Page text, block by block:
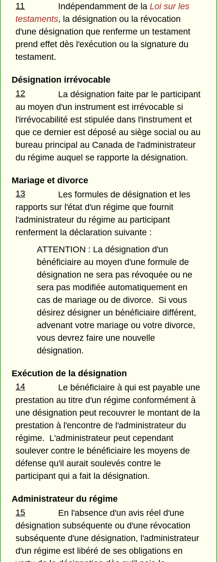
11
Indépendamment de laLoi sur les
testaments, la désignation ou la révocation
d'une désignation que renferme un testament
prend effet dès l'exécution ou la signature du
testament.
Désignation irrévocable
12
La désignation faite par le participant
au moyen d'un instrument est irrévocable si
l'irrévocabilité est stipulée dans l'instrument et
que ce dernier est déposé au siège social ou au
bureau principal au Canada de l'administrateur
du régime auquel se rapporte la désignation.
Mariage et divorce
13
Les formules de désignation et les
rapports sur l'état d'un régime que fournit
l'administrateur du régime au participant
renferment la déclaration suivante :
ATTENTION : La désignation d'un
bénéficiaire au moyen d'une formule de
désignation ne sera pas révoquée ou ne
sera pas modifiée automatiquement en
cas de mariage ou de divorce. Si vous
désirez désigner un bénéficiaire différent,
advenant votre mariage ou votre divorce,
vous devrez faire une nouvelle
désignation.
Exécution de la désignation
14
Le bénéficiaire à qui est payable une
prestation au titre d'un régime conformément à
une désignation peut recouvrer le montant de la
prestation à l'encontre de l'administrateur du
régime. L'administrateur peut cependant
soulever contre le bénéficiaire les moyens de
défense qu'il aurait soulevés contre le
participant qui a fait la désignation.
Administrateur du régime
15
En l'absence d'un avis réel d'une
désignation subséquente ou d'une révocation
subséquente d'une désignation, l'administrateur
d'un régime est libéré de ses obligations en